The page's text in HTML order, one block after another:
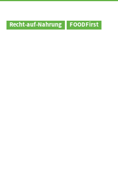
Recht-auf-Nahrung FOODFirst